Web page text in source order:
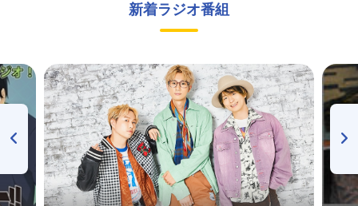
新着ラジオ番組